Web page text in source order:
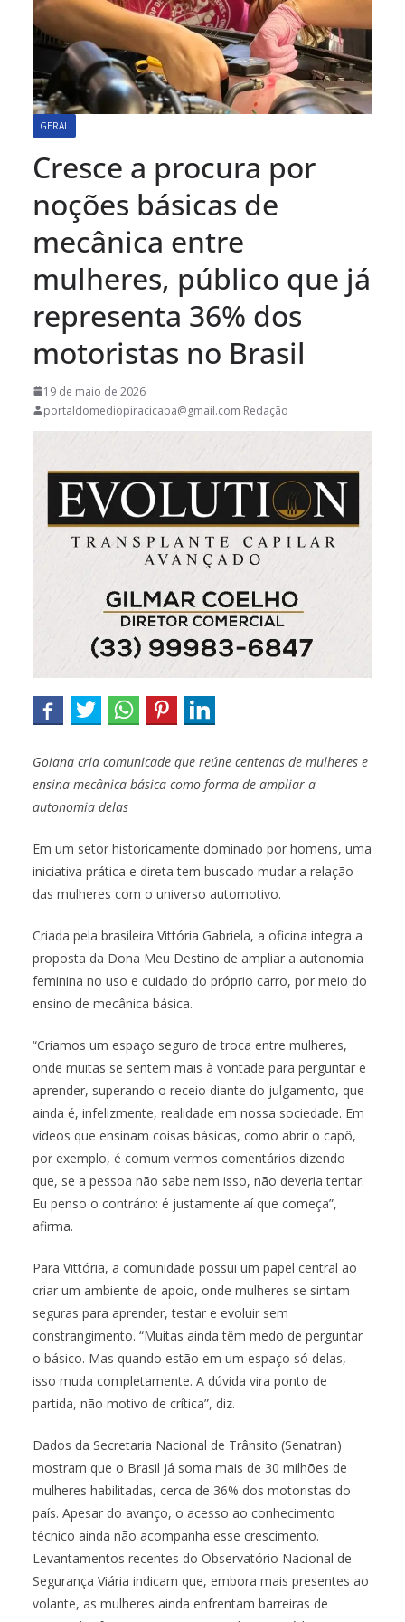
GERAL
Cresce a procura por
noções básicas de
mecânica entre
mulheres, público que já
representa 36% dos
motoristas no Brasil
19 de maio de 2026
portaldomediopiracicaba@gmail.com Redação
Goiana cria comunicade que reúne centenas de mulheres e
ensina mecânica básica como forma de ampliar a
autonomia delas
Em um setor historicamente dominado por homens, uma
iniciativa prática e direta tem buscado mudar a relação
das mulheres com o universo automotivo.
Criada pela brasileira Vittória Gabriela, a oficina integra a
proposta da Dona Meu Destino de ampliar a autonomia
feminina no uso e cuidado do próprio carro, por meio do
ensino de mecânica básica.
“Criamos um espaço seguro de troca entre mulheres,
onde muitas se sentem mais à vontade para perguntar e
aprender, superando o receio diante do julgamento, que
ainda é, infelizmente, realidade em nossa sociedade. Em
vídeos que ensinam coisas básicas, como abrir o capô,
por exemplo, é comum vermos comentários dizendo
que, se a pessoa não sabe nem isso, não deveria tentar.
Eu penso o contrário: é justamente aí que começa”,
afirma.
Para Vittória, a comunidade possui um papel central ao
criar um ambiente de apoio, onde mulheres se sintam
seguras para aprender, testar e evoluir sem
constrangimento. “Muitas ainda têm medo de perguntar
o básico. Mas quando estão em um espaço só delas,
isso muda completamente. A dúvida vira ponto de
partida, não motivo de crítica”, diz.
Dados da Secretaria Nacional de Trânsito (Senatran)
mostram que o Brasil já soma mais de 30 milhões de
mulheres habilitadas, cerca de 36% dos motoristas do
país. Apesar do avanço, o acesso ao conhecimento
técnico ainda não acompanha esse crescimento.
Levantamentos recentes do Observatório Nacional de
Segurança Viária indicam que, embora mais presentes ao
volante, as mulheres ainda enfrentam barreiras de